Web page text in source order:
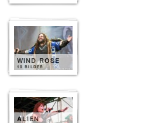
WIND ROSE
10 BILDER
ALIEN